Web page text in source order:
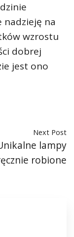
na
wzrostu
dobrej
jest ono
Next Post
lampy
robione